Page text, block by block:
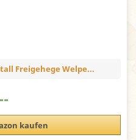
Freigehege Welpe...
kaufen